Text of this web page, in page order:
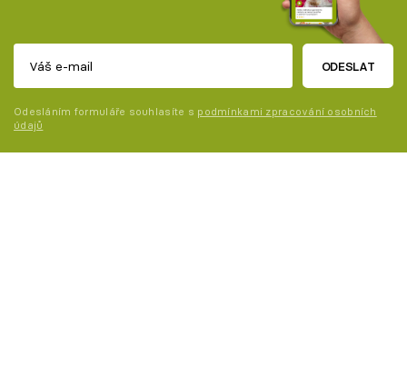
ODESLAT
Odesláním formuláře souhlasíte s podmínkami zpracování osobních
údajů